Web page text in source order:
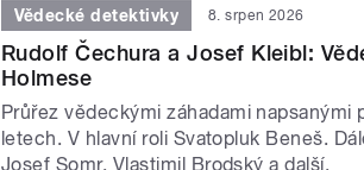
Vědecké detektivky 8. srpen 2026
Rudolf Čechura a Josef Kleibl:
Holmese
Průřez vědeckými záhadami napsanými
letech. V hlavní roli Svatopluk Beneš.
Josef Somr, Vlastimil Brodský a další.